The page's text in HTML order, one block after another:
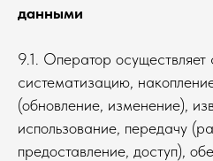
данными
9.1. Оператор осуществляет
систематизацию,
(обновление, изменение),
использование, передачу
предоставление, доступ),